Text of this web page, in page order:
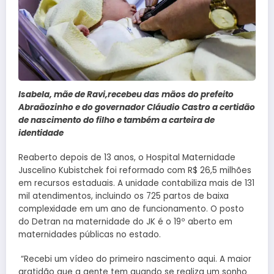
Isabela, mãe de Ravi,recebeu das mãos do prefeito
Abraãozinho e do governador Cláudio Castro a certidão
de nascimento do filho e também a carteira de
identidade
Reaberto depois de 13 anos, o Hospital Maternidade
Juscelino Kubistchek foi reformado com R$ 26,5 milhões
em recursos estaduais. A unidade contabiliza mais de 131
mil atendimentos, incluindo os 725 partos de baixa
complexidade em um ano de funcionamento. O posto
do Detran na maternidade do JK é o 19º aberto em
maternidades públicas no estado.
“Recebi um vídeo do primeiro nascimento aqui. A maior